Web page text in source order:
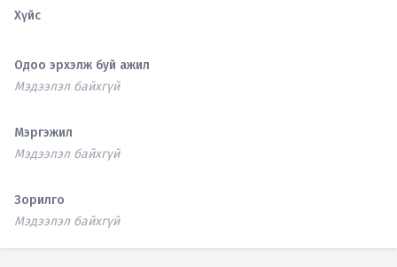
Хүйс
Одоо эрхэлж буй ажил
Мэдээлэл байхгүй
Мэргэжил
Мэдээлэл байхгүй
Зорилго
Мэдээлэл байхгүй